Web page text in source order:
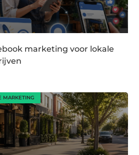
marketing voor lokale
MARKETING